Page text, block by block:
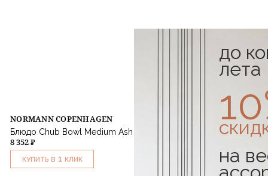
NORMANN COPENHAGEN
Блюдо Chub Bowl Medium Ash
8 352 ₽
КУПИТЬ В 1 КЛИК
до
лета
на